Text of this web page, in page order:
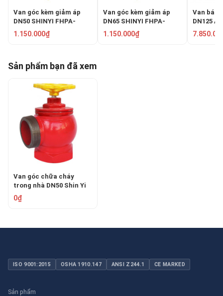
Van góc kèm giảm áp
DN50 SHINYI FHPA-
0050-16
1.150.000₫
Van góc kèm giảm áp
DN65 SHINYI FHPA-
0065-16
1.150.000₫
Van báo
DN125
Sản phẩm bạn đã xem
Van góc chữa cháy
trong nhà DN50 Shin Yi
FHIX
0₫
ISO 9001:2015 OSHA 1910.147 ANSI Z244.1 CE MARKED
Sản phẩm